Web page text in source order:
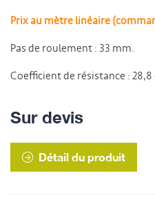
Prix au mètre linéaire
Pas de roulement : 33 mm.
Coefficient de résistance :
Sur devis
Détail du produit